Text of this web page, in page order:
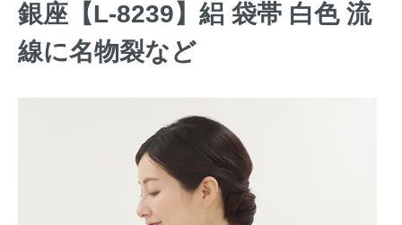
銀座【L-8239】絽 袋帯 白色 流
線に名物裂など